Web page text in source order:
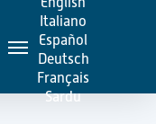
Menu
Italiano
Español
Deutsch
Français
Sardu